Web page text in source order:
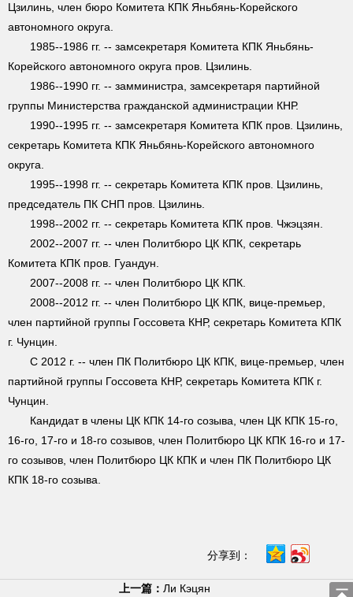
Цзилинь, член бюро Комитета КПК Яньбянь-Корейского
автономного округа.
1985--1986 гг. -- замсекретаря Комитета КПК Яньбянь-
Корейского автономного округа пров. Цзилинь.
1986--1990 гг. -- замминистра, замсекретаря партийной
группы Министерства гражданской администрации КНР.
1990--1995 гг. -- замсекретаря Комитета КПК пров. Цзилинь,
секретарь Комитета КПК Яньбянь-Корейского автономного
округа.
1995--1998 гг. -- секретарь Комитета КПК пров. Цзилинь,
председатель ПК СНП пров. Цзилинь.
1998--2002 гг. -- секретарь Комитета КПК пров. Чжэцзян.
2002--2007 гг. -- член Политбюро ЦК КПК, секретарь
Комитета КПК пров. Гуандун.
2007--2008 гг. -- член Политбюро ЦК КПК.
2008--2012 гг. -- член Политбюро ЦК КПК, вице-премьер,
член партийной группы Госсовета КНР, секретарь Комитета КПК
г. Чунцин.
С 2012 г. -- член ПК Политбюро ЦК КПК, вице-премьер, член
партийной группы Госсовета КНР, секретарь Комитета КПК г.
Чунцин.
Кандидат в члены ЦК КПК 14-го созыва, член ЦК КПК 15-го,
16-го, 17-го и 18-го созывов, член Политбюро ЦК КПК 16-го и 17-
го созывов, член Политбюро ЦК КПК и член ПК Политбюро ЦК
КПК 18-го созыва.
分享到：
上一篇： Ли Кэцян